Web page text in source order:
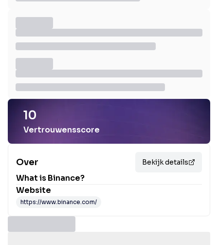
10
Vertrouwensscore
Over Bekijk details
What isBinance?
Website
https://www.binance.com/